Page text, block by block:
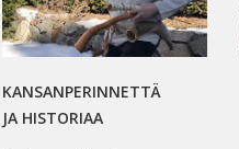
KANSANPERINNETTÄ
JA HISTORIAA